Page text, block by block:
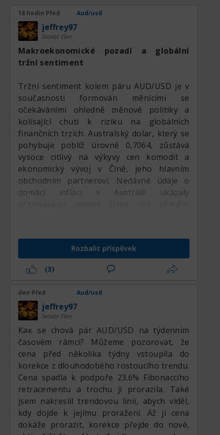
nejistota na světových komoditních trzích
snižují investiční atraktivitu australského
dolaru.
18 hodin Před Aud/usd
jeffrey97
Senior člen
Makroekonomické pozadí a globální
tržní sentiment
Tržní sentiment kolem páru AUD/USD je v
současnosti formován měnícími se
očekáváními ohledně měnové politiky a
kolísající chutí k riziku na globálních
finančních trzích. Australský dolar, který se
pohybuje poblíž úrovně 0,7064, zůstává
vysoce citlivý na výkyvy cen komodit a
ekonomický vývoj v Číně, jeho hlavním
obchodním partnerovi. Nedávné údaje o
domácí inflaci v Austrálii ukázaly
restriktivních úrokových sazeb po delší
dobu. Naproti tomu americký dolar čelí
širokému tlaku na oslabení po slabších
datech z amerického trhu práce, která
uvolňování měnové politiky ze strany
Federálního rezervního systému. Tento
rozdíl v postoji centrálních bank poskytl
základní podporu antipodní měně, i když
geopolitické nejistoty a rozkolísané akciové
trhy čas od času vnášejí volatilitu do
přeshraničních kapitálových toků.
Technická struktura a intradenní
momentum
Na krátkodobých H4 grafech vykazuje pár
Rozbalit příspěvek
(3)
den Před Aud/usd
jeffrey97
Senior člen
Как se chová pár AUD/USD na týdenním
časovém rámci? Můžeme pozorovat, že
cena před několika týdny vstoupila do
korekce z dlouhodobého rostoucího trendu.
Cena spadla k podpoře 23.6% Fibonacciho
retracementu a trochu ji prorazila. Také
jsem nakreslil trendovou linii, abych viděl,
kdy dojde k jejímu proražení. Až ji cena
dokáže prorazit, korekce přejde do nové,